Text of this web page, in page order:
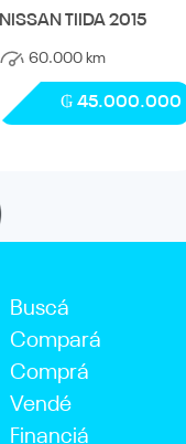
NISSAN TIIDA 2015
60.000 km
₲ 45.000.000
Buscá
Compará
Comprá
Vendé
Financiá